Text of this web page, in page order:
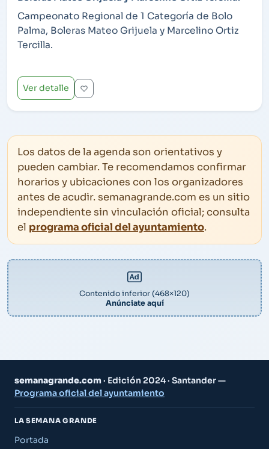
Campeonato Regional de 1 Categoría de Bolo
Palma, Boleras Mateo Grijuela y Marcelino Ortiz
Tercilla.
Ver detalle
Los datos de la agenda son orientativos y
pueden cambiar. Te recomendamos confirmar
horarios y ubicaciones con los organizadores
antes de acudir. semanagrande.com es un sitio
independiente sin vinculación oficial; consulta
el programa oficial del ayuntamiento.
Contenido inferior (468×120)
Anúnciate aquí
semanagrande.com· Edición 2024 · Santander —
Programa oficial del ayuntamiento
LA SEMANA GRANDE
Portada